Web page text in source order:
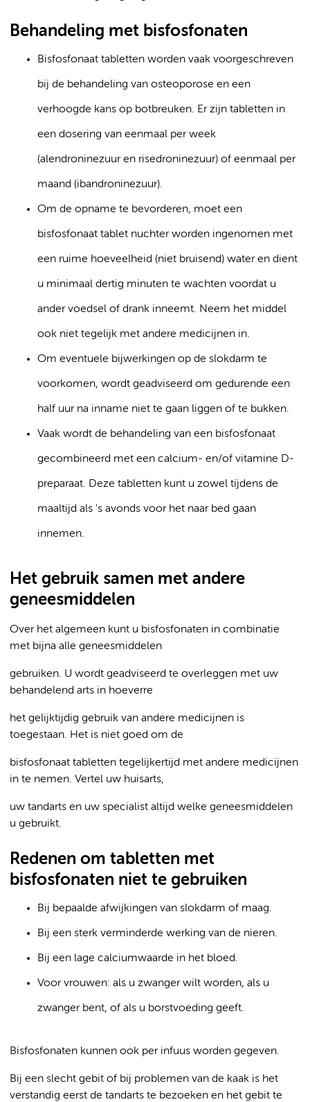
Behandeling met bisfosfonaten
Bisfosfonaat tabletten worden vaak voorgeschreven
bij de behandeling van osteoporose en een
verhoogde kans op botbreuken. Er zijn tabletten in
een dosering van eenmaal per week
(alendroninezuur en risedroninezuur) of eenmaal per
maand (ibandroninezuur).
Om de opname te bevorderen, moet een
bisfosfonaat tablet nuchter worden ingenomen met
een ruime hoeveelheid (niet bruisend) water en dient
u minimaal dertig minuten te wachten voordat u
ander voedsel of drank inneemt. Neem het middel
ook niet tegelijk met andere medicijnen in.
Om eventuele bijwerkingen op de slokdarm te
voorkomen, wordt geadviseerd om gedurende een
half uur na inname niet te gaan liggen of te bukken.
Vaak wordt de behandeling van een bisfosfonaat
gecombineerd met een calcium- en/of vitamine D-
preparaat. Deze tabletten kunt u zowel tijdens de
maaltijd als 's avonds voor het naar bed gaan
innemen.
Het gebruik samen met andere
geneesmiddelen
Over het algemeen kunt u bisfosfonaten in combinatie
met bijna alle geneesmiddelen
gebruiken. U wordt geadviseerd te overleggen met uw
behandelend arts in hoeverre
het gelijktijdig gebruik van andere medicijnen is
toegestaan. Het is niet goed om de
bisfosfonaat tabletten tegelijkertijd met andere medicijnen
in te nemen. Vertel uw huisarts,
uw tandarts en uw specialist altijd welke geneesmiddelen
u gebruikt.
Redenen om tabletten met
bisfosfonaten niet te gebruiken
Bij bepaalde afwijkingen van slokdarm of maag.
Bij een sterk verminderde werking van de nieren.
Bij een lage calciumwaarde in het bloed.
Voor vrouwen: als u zwanger wilt worden, als u
zwanger bent, of als u borstvoeding geeft.
Bisfosfonaten kunnen ook per infuus worden gegeven.
Bij een slecht gebit of bij problemen van de kaak is het
verstandig eerst de tandarts te bezoeken en het gebit te